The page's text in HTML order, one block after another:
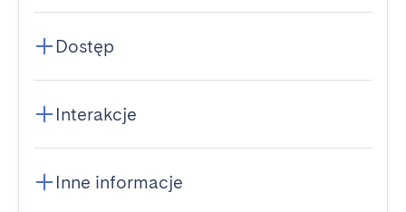
Dostęp
Interakcje
Inne informacje